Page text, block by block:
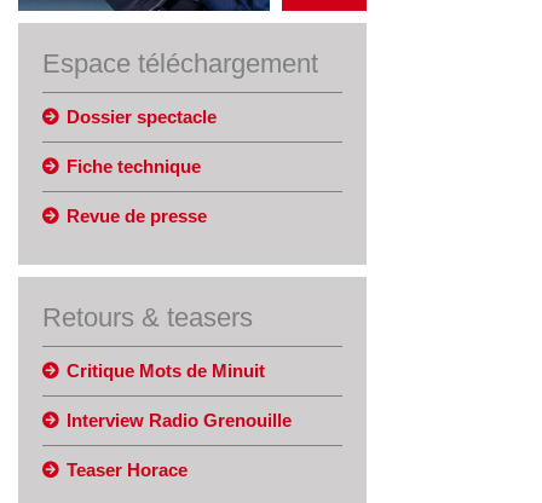
Espace téléchargement
Dossier spectacle
Fiche technique
Revue de presse
Retours & teasers
Critique Mots de Minuit
Interview Radio Grenouille
Teaser Horace